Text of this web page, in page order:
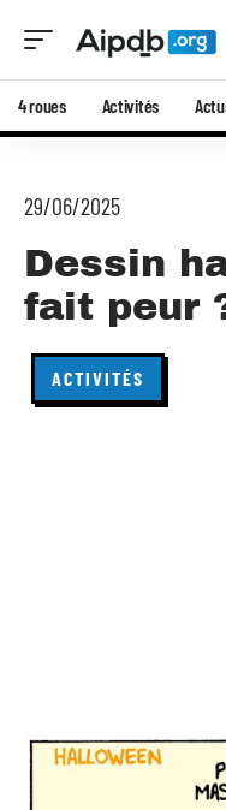
4 roues Activités
29/06/2025
Dessin
fait peur
ACTIVITÉS